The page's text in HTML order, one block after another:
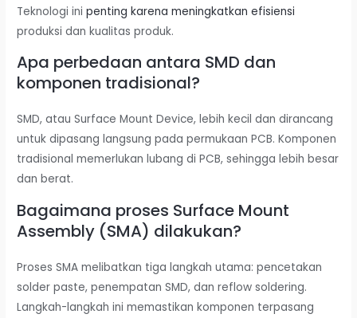
Teknologi inipenting karena meningkatkan efisiensi
produksi dan kualitas produk.
Apa perbedaan antara SMD dan
komponen tradisional?
SMD, atau Surface Mount Device, lebih kecil dan dirancang
untuk dipasang langsung pada permukaan PCB. Komponen
tradisional memerlukan lubang di PCB, sehingga lebih besar
dan berat.
Bagaimana proses Surface Mount
Assembly (SMA) dilakukan?
Proses SMA melibatkan tiga langkah utama: pencetakan
solder paste, penempatan SMD, dan reflow soldering.
Langkah-langkah ini memastikan komponen terpasang